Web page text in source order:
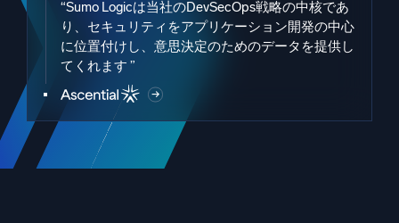
“Sumo Logicは当社のDevSecOps戦略の中核であ
り、セキュリティをアプリケーション開発の中心
に位置付けし、意思決定のためのデータを提供し
てくれます ”